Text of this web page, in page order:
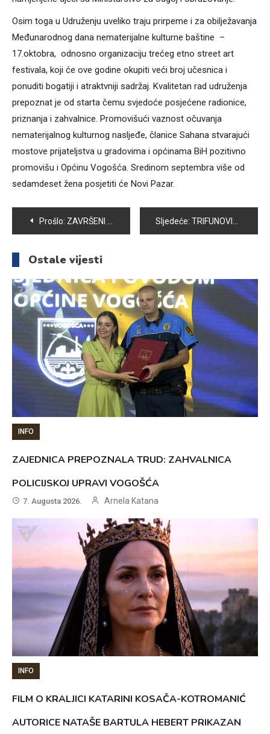
Osim toga u Udruženju uveliko traju prirpeme i za obilježavanja
Međunarodnog dana nematerijalne kulturne baštine –
17.oktobra, odnosno organizaciju trećeg etno street art
festivala, koji će ove godine okupiti veći broj učesnica i
ponuditi bogatiji i atraktvniji sadržaj. Kvalitetan rad udruženja
prepoznat je od starta čemu svjedoće posjećene radionice,
priznanja i zahvalnice. Promovišući vaznost očuvanja
nematerijalnog kulturnog nasljeđe, članice Sahana stvarajući
mostove prijateljstva u gradovima i općinama BiH pozitivno
promovišu i Općinu Vogošća. Sredinom septembra više od
sedamdeset žena posjetiti će Novi Pazar.
Navigacija
članaka
Prošlo: ZAVRŠENI RADOVI NA UTOPLJAVANJU ŠKOLE “ZAJKO DELIĆ” Sljedeće: TRIFUNOVIĆ: KOMANDANTA VUKOVIĆA VOZIO NA ŽUČ
Ostale vijesti
INFO
ZAJEDNICA PREPOZNALA TRUD: ZAHVALNICA
POLICIJSKOJ UPRAVI VOGOŠĆA
7. Augusta 2026. Arnela Katana
INFO
FILM O KRALJICI KATARINI KOSAČA-KOTROMANIĆ
AUTORICE NATAŠE BARTULA HEBERT PRIKAZAN